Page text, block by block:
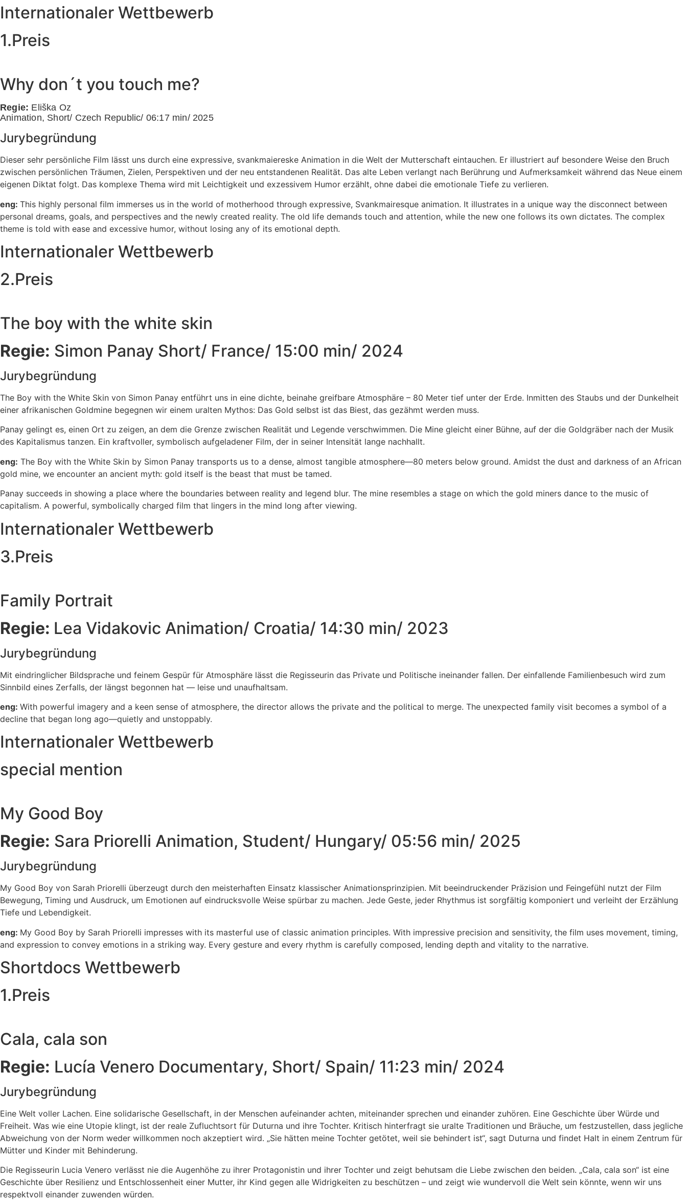
Internationaler Wettbewerb
1.Preis
Why don´t you touch me?
Regie: Eliška Oz
Animation, Short/ Czech Republic/ 06:17 min/ 2025
Jurybegründung
Dieser sehr persönliche Film lässt uns durch eine expressive, svankmaiereske Animation in die Welt der Mutterschaft eintauchen. Er illustriert auf besondere Weise den Bruch
zwischen persönlichen Träumen, Zielen, Perspektiven und der neu entstandenen Realität. Das alte Leben verlangt nach Berührung und Aufmerksamkeit während das Neue einem
eigenen Diktat folgt. Das komplexe Thema wird mit Leichtigkeit und exzessivem Humor erzählt, ohne dabei die emotionale Tiefe zu verlieren.
eng: This highly personal film immerses us in the world of motherhood through expressive, Svankmairesque animation. It illustrates in a unique way the disconnect between
personal dreams, goals, and perspectives and the newly created reality. The old life demands touch and attention, while the new one follows its own dictates. The complex
theme is told with ease and excessive humor, without losing any of its emotional depth.
Internationaler Wettbewerb
2.Preis
The boy with the white skin
Regie: Simon Panay Short/ France/ 15:00 min/ 2024
Jurybegründung
The Boy with the White Skin von Simon Panay entführt uns in eine dichte, beinahe greifbare Atmosphäre – 80 Meter tief unter der Erde. Inmitten des Staubs und der Dunkelheit
einer afrikanischen Goldmine begegnen wir einem uralten Mythos: Das Gold selbst ist das Biest, das gezähmt werden muss.
Panay gelingt es, einen Ort zu zeigen, an dem die Grenze zwischen Realität und Legende verschwimmen. Die Mine gleicht einer Bühne, auf der die Goldgräber nach der Musik
des Kapitalismus tanzen. Ein kraftvoller, symbolisch aufgeladener Film, der in seiner Intensität lange nachhallt.
eng: The Boy with the White Skin by Simon Panay transports us to a dense, almost tangible atmosphere—80 meters below ground. Amidst the dust and darkness of an African
gold mine, we encounter an ancient myth: gold itself is the beast that must be tamed.
Panay succeeds in showing a place where the boundaries between reality and legend blur. The mine resembles a stage on which the gold miners dance to the music of
capitalism. A powerful, symbolically charged film that lingers in the mind long after viewing.
Internationaler Wettbewerb
3.Preis
Family Portrait
Regie: Lea Vidakovic Animation/ Croatia/ 14:30 min/ 2023
Jurybegründung
Mit eindringlicher Bildsprache und feinem Gespür für Atmosphäre lässt die Regisseurin das Private und Politische ineinander fallen. Der einfallende Familienbesuch wird zum
Sinnbild eines Zerfalls, der längst begonnen hat — leise und unaufhaltsam.
eng: With powerful imagery and a keen sense of atmosphere, the director allows the private and the political to merge. The unexpected family visit becomes a symbol of a
decline that began long ago—quietly and unstoppably.
Internationaler Wettbewerb
special mention
My Good Boy
Regie: Sara Priorelli Animation, Student/ Hungary/ 05:56 min/ 2025
Jurybegründung
My Good Boy von Sarah Priorelli überzeugt durch den meisterhaften Einsatz klassischer Animationsprinzipien. Mit beeindruckender Präzision und Feingefühl nutzt der Film
Bewegung, Timing und Ausdruck, um Emotionen auf eindrucksvolle Weise spürbar zu machen. Jede Geste, jeder Rhythmus ist sorgfältig komponiert und verleiht der Erzählung
Tiefe und Lebendigkeit.
eng: My Good Boy by Sarah Priorelli impresses with its masterful use of classic animation principles. With impressive precision and sensitivity, the film uses movement, timing,
and expression to convey emotions in a striking way. Every gesture and every rhythm is carefully composed, lending depth and vitality to the narrative.
Shortdocs Wettbewerb
1.Preis
Cala, cala son
Regie: Lucía Venero Documentary, Short/ Spain/ 11:23 min/ 2024
Jurybegründung
Eine Welt voller Lachen. Eine solidarische Gesellschaft, in der Menschen aufeinander achten, miteinander sprechen und einander zuhören. Eine Geschichte über Würde und
Freiheit. Was wie eine Utopie klingt, ist der reale Zufluchtsort für Duturna und ihre Tochter. Kritisch hinterfragt sie uralte Traditionen und Bräuche, um festzustellen, dass jegliche
Abweichung von der Norm weder willkommen noch akzeptiert wird. „Sie hätten meine Tochter getötet, weil sie behindert ist“, sagt Duturna und findet Halt in einem Zentrum für
Mütter und Kinder mit Behinderung.
Die Regisseurin Lucia Venero verlässt nie die Augenhöhe zu ihrer Protagonistin und ihrer Tochter und zeigt behutsam die Liebe zwischen den beiden. „Cala, cala son“ ist eine
Geschichte über Resilienz und Entschlossenheit einer Mutter, ihr Kind gegen alle Widrigkeiten zu beschützen – und zeigt wie wundervoll die Welt sein könnte, wenn wir uns
respektvoll einander zuwenden würden.